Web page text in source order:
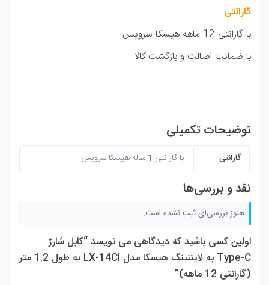
گارانتی
با گارانتی 12 ماهه هیسکا سرویس
با ضمانت اصالت و بازگشت کالا
توضیحات تکمیلی
گارانتی با گارانتی 1 ساله هیسکا سرویس
نقد و بررسی‌ها
هنوز بررسی‌ای ثبت نشده است.
اولین کسی باشید که دیدگاهی می نویسد “کابل شارژ
Type-C به لایتنینگ هیسکا مدل LX-14CI به طول 1.2 متر
(گارانتی 12 ماهه)”